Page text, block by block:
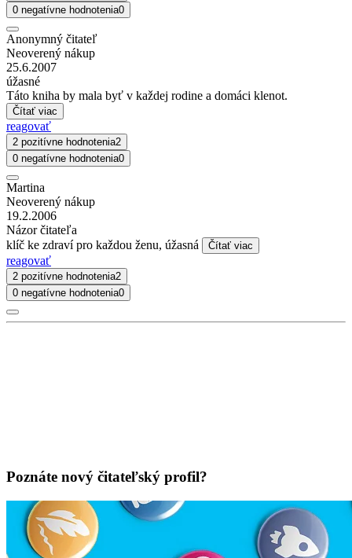
0 negatívne hodnotenia0
Anonymný čitateľ
Neoverený nákup
25.6.2007
úžasné
Táto kniha by mala byť v každej rodine a domáci klenot.
Čítať viac
reagovať
2 pozitívne hodnotenia2
0 negatívne hodnotenia0
Martina
Neoverený nákup
19.2.2006
Názor čitateľa
klíč ke zdraví pro každou ženu, úžasná
Čítať viac
reagovať
2 pozitívne hodnotenia2
0 negatívne hodnotenia0
Poznáte nový čitateľský profil?